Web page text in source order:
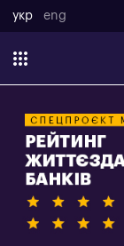
укр eng